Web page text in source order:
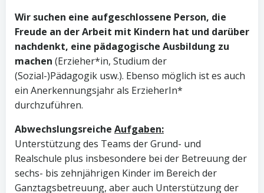
Wir suchen eine aufgeschlossene Person, die
Freude an der Arbeit mit Kindern hat und darüber
nachdenkt, eine pädagogische Ausbildung zu
machen (Erzieher*in, Studium der
(Sozial-)Pädagogik usw.). Ebenso möglich ist es auch
ein Anerkennungsjahr als ErzieherIn*
durchzuführen.
Abwechslungsreiche Aufgaben:
Unterstützung des Teams der Grund- und
Realschule plus insbesondere bei der Betreuung der
sechs- bis zehnjährigen Kinder im Bereich der
Ganztagsbetreuung, aber auch Unterstützung der